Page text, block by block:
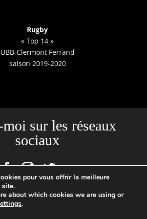
Rugby
« Top 14 »
UBB-Clermont Ferrand
saison 2019-2020
sur les réseaux
sociaux
Backstages | Loïc Cousin Photographe
: 520465949 00029 | 2020 © TOUTES PHOTOS
pour vous offrir la meilleure
site.
about which cookies we are using or
.